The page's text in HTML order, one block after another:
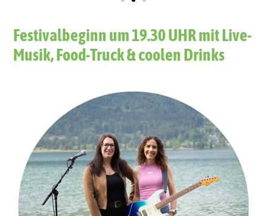
Festivalbeginn um 19.30 UHR mit Live-
Musik, Food-Truck & coolen Drinks